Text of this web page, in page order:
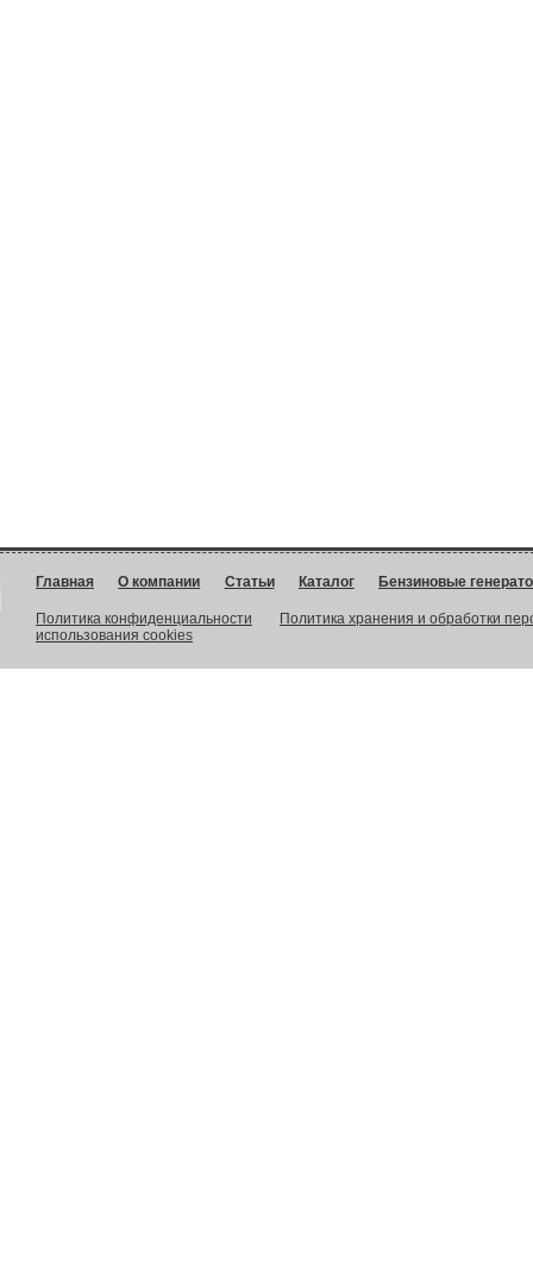
Главная О компании Статьи Каталог Бензиновые
Политика конфиденциальности
Политика хранения и обработки
использования cookies